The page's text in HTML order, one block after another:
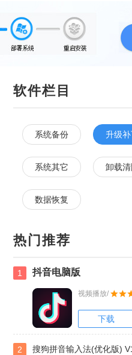
软件栏目
系统备份 升级
系统其它 卸载清
数据恢复
热门推荐
1 抖音电脑版
视频播放/
下载
2 搜狗拼音输入法(优化版)